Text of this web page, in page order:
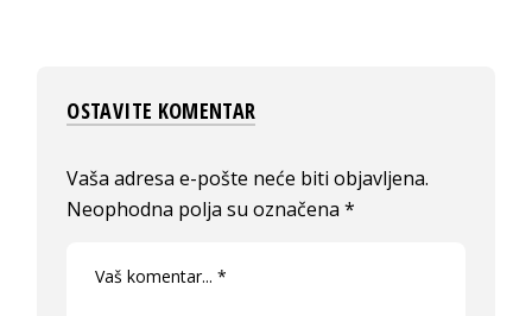
OSTAVITE KOMENTAR
Vaša adresa e-pošte neće biti objavljena.
Neophodna polja su označena*